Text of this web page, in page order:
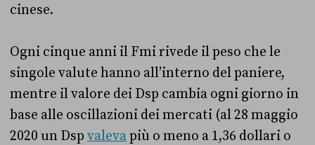
cinese.
Ogni cinque anni il Fmi rivede il peso che le
singole valute hanno all’interno del paniere,
mentre il valore dei Dsp cambia ogni giorno in
base alle oscillazioni dei mercati (al 28 maggio
2020 un Dsp valevapiù o meno a 1,36 dollari o